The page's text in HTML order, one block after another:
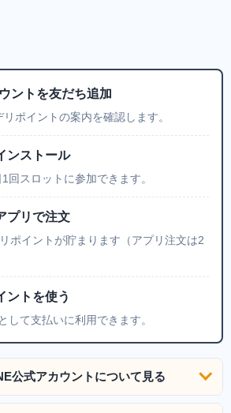
ントを友だち追加
ポイントの案内を確認します。
ンストール
回スロットに参加できます。
プリで注文
ポイントが貯まります（アプリ注文は2
ントを使う
して支払いに利用できます。
公式アカウントについて見る